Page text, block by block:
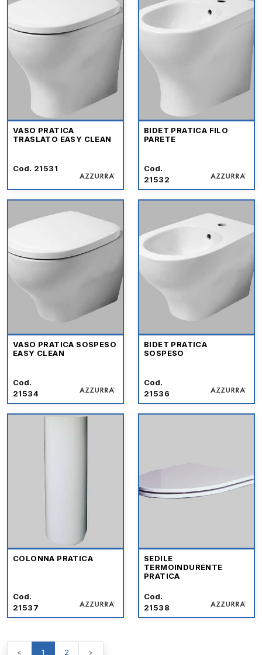
VASO PRATICA
TRASLATO EASY CLEAN
Cod. 21531
BIDET PRATICA FILO
PARETE
Cod.
21532
VASO PRATICA SOSPESO
EASY CLEAN
Cod.
21534
BIDET PRATICA
SOSPESO
Cod.
21536
COLONNA PRATICA
Cod.
21537
SEDILE
TERMOINDURENTE
PRATICA
Cod.
21538
< 1 2 >